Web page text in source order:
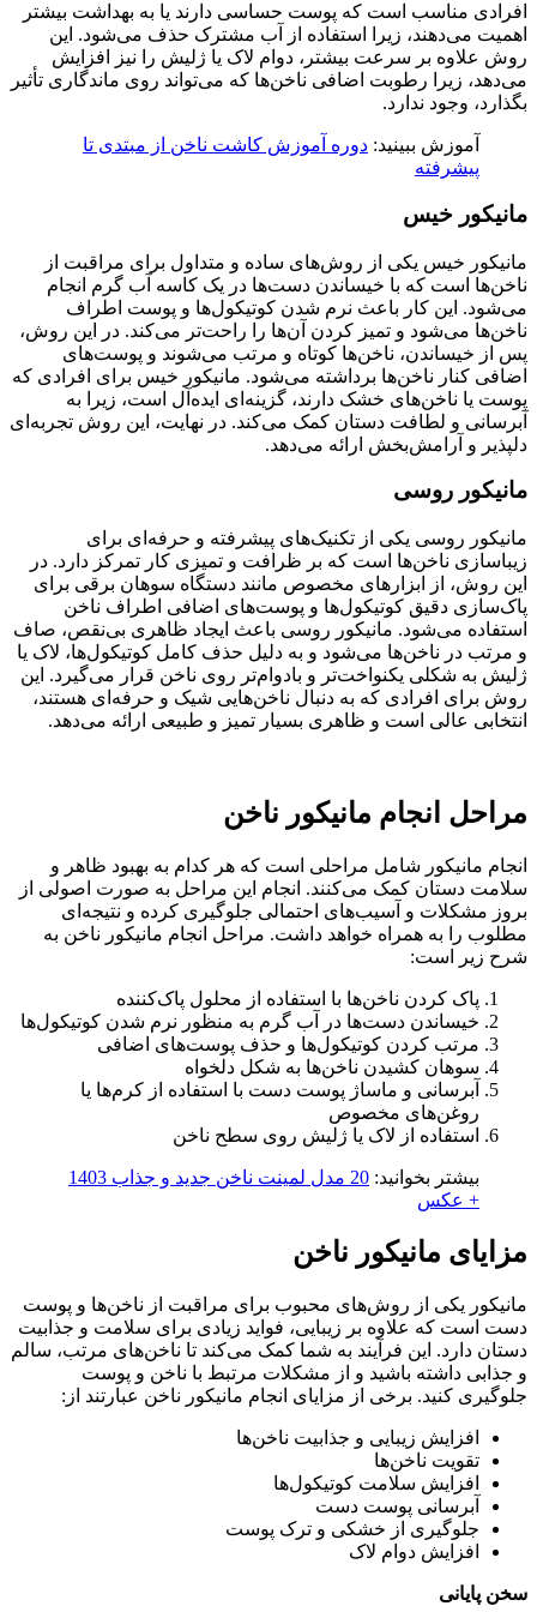
افرادی مناسب است که پوست حساسی دارند یا به بهداشت بیشتر
اهمیت می‌دهند، زیرا استفاده از آب مشترک حذف می‌شود. این
روش علاوه بر سرعت بیشتر، دوام لاک یا ژلیش را نیز افزایش
می‌دهد، زیرا رطوبت اضافی ناخن‌ها که می‌تواند روی ماندگاری تأثیر
بگذارد، وجود ندارد.
آموزش ببینید: دوره آموزش کاشت ناخن از مبتدی تا
پیشرفته
مانیکور خیس
مانیکور خیس یکی از روش‌های ساده و متداول برای مراقبت از
ناخن‌ها است که با خیساندن دست‌ها در یک کاسه آب گرم انجام
می‌شود. این کار باعث نرم شدن کوتیکول‌ها و پوست اطراف
ناخن‌ها می‌شود و تمیز کردن آن‌ها را راحت‌تر می‌کند. در این روش،
پس از خیساندن، ناخن‌ها کوتاه و مرتب می‌شوند و پوست‌های
اضافی کنار ناخن‌ها برداشته می‌شود. مانیکور خیس برای افرادی که
پوست یا ناخن‌های خشک دارند، گزینه‌ای ایده‌آل است، زیرا به
آبرسانی و لطافت دستان کمک می‌کند. در نهایت، این روش تجربه‌ای
دلپذیر و آرامش‌بخش ارائه می‌دهد.
مانیکور روسی
مانیکور روسی یکی از تکنیک‌های پیشرفته و حرفه‌ای برای
زیباسازی ناخن‌ها است که بر ظرافت و تمیزی کار تمرکز دارد. در
این روش، از ابزارهای مخصوص مانند دستگاه سوهان برقی برای
پاک‌سازی دقیق کوتیکول‌ها و پوست‌های اضافی اطراف ناخن
استفاده می‌شود. مانیکور روسی باعث ایجاد ظاهری بی‌نقص، صاف
و مرتب در ناخن‌ها می‌شود و به دلیل حذف کامل کوتیکول‌ها، لاک یا
ژلیش به شکلی یکنواخت‌تر و بادوام‌تر روی ناخن قرار می‌گیرد. این
روش برای افرادی که به دنبال ناخن‌هایی شیک و حرفه‌ای هستند،
انتخابی عالی است و ظاهری بسیار تمیز و طبیعی ارائه می‌دهد.
مراحل انجام مانیکور ناخن
انجام مانیکور شامل مراحلی است که هر کدام به بهبود ظاهر و
سلامت دستان کمک می‌کنند. انجام این مراحل به صورت اصولی از
بروز مشکلات و آسیب‌های احتمالی جلوگیری کرده و نتیجه‌ای
مطلوب را به همراه خواهد داشت. مراحل انجام مانیکور ناخن به
شرح زیر است:
پاک کردن ناخن‌ها با استفاده از محلول پاک‌کننده
خیساندن دست‌ها در آب گرم به منظور نرم شدن کوتیکول‌ها
مرتب کردن کوتیکول‌ها و حذف پوست‌های اضافی
سوهان کشیدن ناخن‌ها به شکل دلخواه
آبرسانی و ماساژ پوست دست با استفاده از کرم‌ها یا
روغن‌های مخصوص
استفاده از لاک یا ژلیش روی سطح ناخن
بیشتر بخوانید:
20 مدل لمینت ناخن جدید و جذاب 1403
+ عکس
مزایای مانیکور ناخن
مانیکور یکی از روش‌های محبوب برای مراقبت از ناخن‌ها و پوست
دست است که علاوه بر زیبایی، فواید زیادی برای سلامت و جذابیت
دستان دارد. این فرآیند به شما کمک می‌کند تا ناخن‌های مرتب، سالم
و جذابی داشته باشید و از مشکلات مرتبط با ناخن و پوست
جلوگیری کنید. برخی از مزایای انجام مانیکور ناخن عبارتند از:
افزایش زیبایی و جذابیت ناخن‌ها
تقویت ناخن‌ها
افزایش سلامت کوتیکول‌ها
آبرسانی پوست دست
جلوگیری از خشکی و ترک پوست
افزایش دوام لاک
سخن پایانی